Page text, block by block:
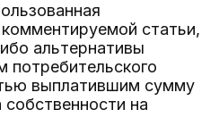
статьи,
альтернативы
потребительского
выплатившим сумму
собственности на